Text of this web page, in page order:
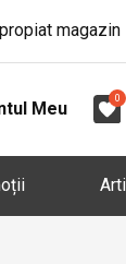
magazin
Meu
0